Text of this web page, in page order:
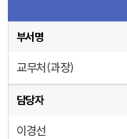
부서명
교무처(과장)
담당자
이경선